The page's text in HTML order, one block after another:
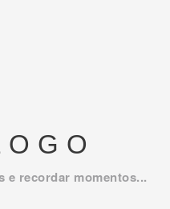
e recordar momentos...